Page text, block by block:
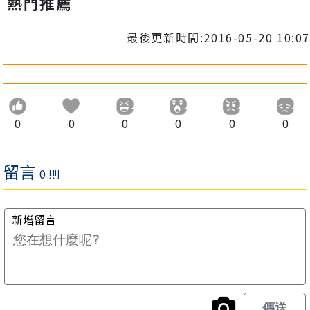
最後更新時間:2016-05-20 10:07
0 0 0 0 0 0